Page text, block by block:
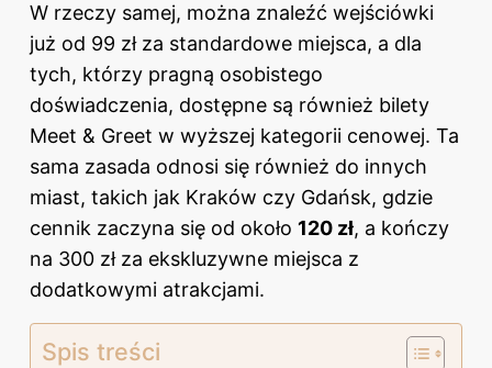
W rzeczy samej, można znaleźć wejściówki
już od 99 zł za standardowe miejsca, a dla
tych, którzy pragną osobistego
doświadczenia, dostępne są również bilety
Meet & Greet w wyższej kategorii cenowej. Ta
sama zasada odnosi się również do innych
miast, takich jak Kraków czy Gdańsk, gdzie
cennik zaczyna się od około 120 zł, a kończy
na 300 zł za ekskluzywne miejsca z
dodatkowymi atrakcjami.
Spis treści